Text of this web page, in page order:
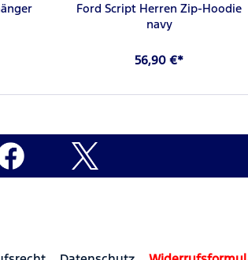
Ford Script Herren Zip-Hoodie
navy
56,90 €*